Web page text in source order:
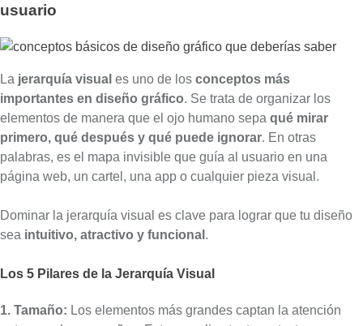
usuario
La jerarquía visual es uno de los conceptos más
importantes en diseño gráfico. Se trata de organizar los
elementos de manera que el ojo humano sepa qué mirar
primero, qué después y qué puede ignorar. En otras
palabras, es el mapa invisible que guía al usuario en una
página web, un cartel, una app o cualquier pieza visual.
Dominar la jerarquía visual es clave para lograr que tu diseño
sea intuitivo, atractivo y funcional .
Los 5 Pilares de la Jerarquía Visual
1. Tamaño: Los elementos más grandes captan la atención